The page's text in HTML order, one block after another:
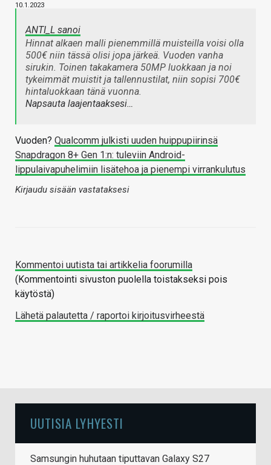
10.1.2023
ANTI_L sanoi
Hinnat alkaen malli pienemmillä muisteilla voisi olla
500€ niin tässä olisi jopa järkeä. Vuoden vanha
sirukin. Toinen takakamera 50MP luokkaan ja noi
tykeimmät muistit ja tallennustilat, niin sopisi 700€
hintaluokkaan tänä vuonna.
Napsauta laajentaaksesi…
Vuoden? Qualcomm julkisti uuden huippupiirinsä
Snapdragon 8+ Gen 1:n: tuleviin Android-
lippulaivapuhelimiin lisätehoa ja pienempi virrankulutus
Kirjaudu sisään vastataksesi
Kommentoi uutista tai artikkelia foorumilla
(Kommentointi sivuston puolella toistakseksi pois
käytöstä)
Lähetä palautetta / raportoi kirjoitusvirheestä
UUTISIA LYHYESTI
Samsungin huhutaan tiputtavan Galaxy S27